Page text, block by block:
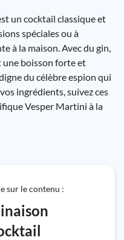
un cocktail classique et
spéciales ou à
à la maison. Avec du gin,
une boisson forte et
du célèbre espion qui
ingrédients, suivez ces
Vesper Martini à la
sur le contenu :